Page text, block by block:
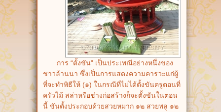
การ “ตั้งขัน” เป็นประเพณีอย่างหนึ่งของ
ชาวล้านนา ซึ่งเป็นการแสดงความคารวะแก่ผู้
ที่จะทำพิธีให้ (๑) ในกรณีที่ไม่ได้ตั้งขันครูตอนที่
ครัวไม้ สล่าหรือช่างก่อสร้างก็จะตั้งขันในตอน
นี้ ขันตั้งประกอบด้วยสวยหมาก ๑๒ สวยพลู ๑๒